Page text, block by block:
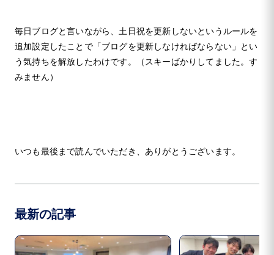
毎日ブログと言いながら、土日祝を更新しないというルールを
追加設定したことで「ブログを更新しなければならない」とい
う気持ちを解放したわけです。（スキーばかりしてました。す
みません）
いつも最後まで読んでいただき、ありがとうございます。
最新の記事